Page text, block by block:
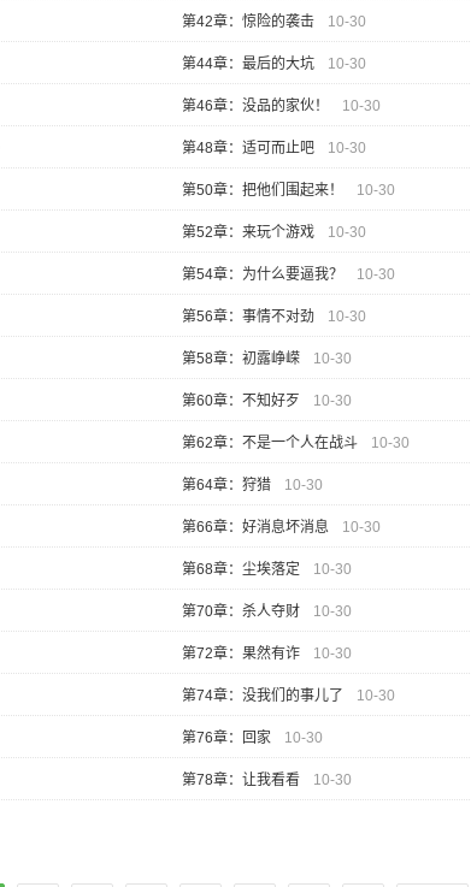
第42章：惊险的袭击 10-30
第44章：最后的大坑 10-30
第46章：没品的家伙！ 10-30
第48章：适可而止吧 10-30
第50章：把他们围起来！ 10-30
第52章：来玩个游戏 10-30
第54章：为什么要逼我？ 10-30
第56章：事情不对劲 10-30
第58章：初露峥嵘 10-30
第60章：不知好歹 10-30
第62章：不是一个人在战斗 10-30
第64章：狩猎 10-30
第66章：好消息坏消息 10-30
第68章：尘埃落定 10-30
第70章：杀人夺财 10-30
第72章：果然有诈 10-30
第74章：没我们的事儿了 10-30
第76章：回家 10-30
第78章：让我看看 10-30